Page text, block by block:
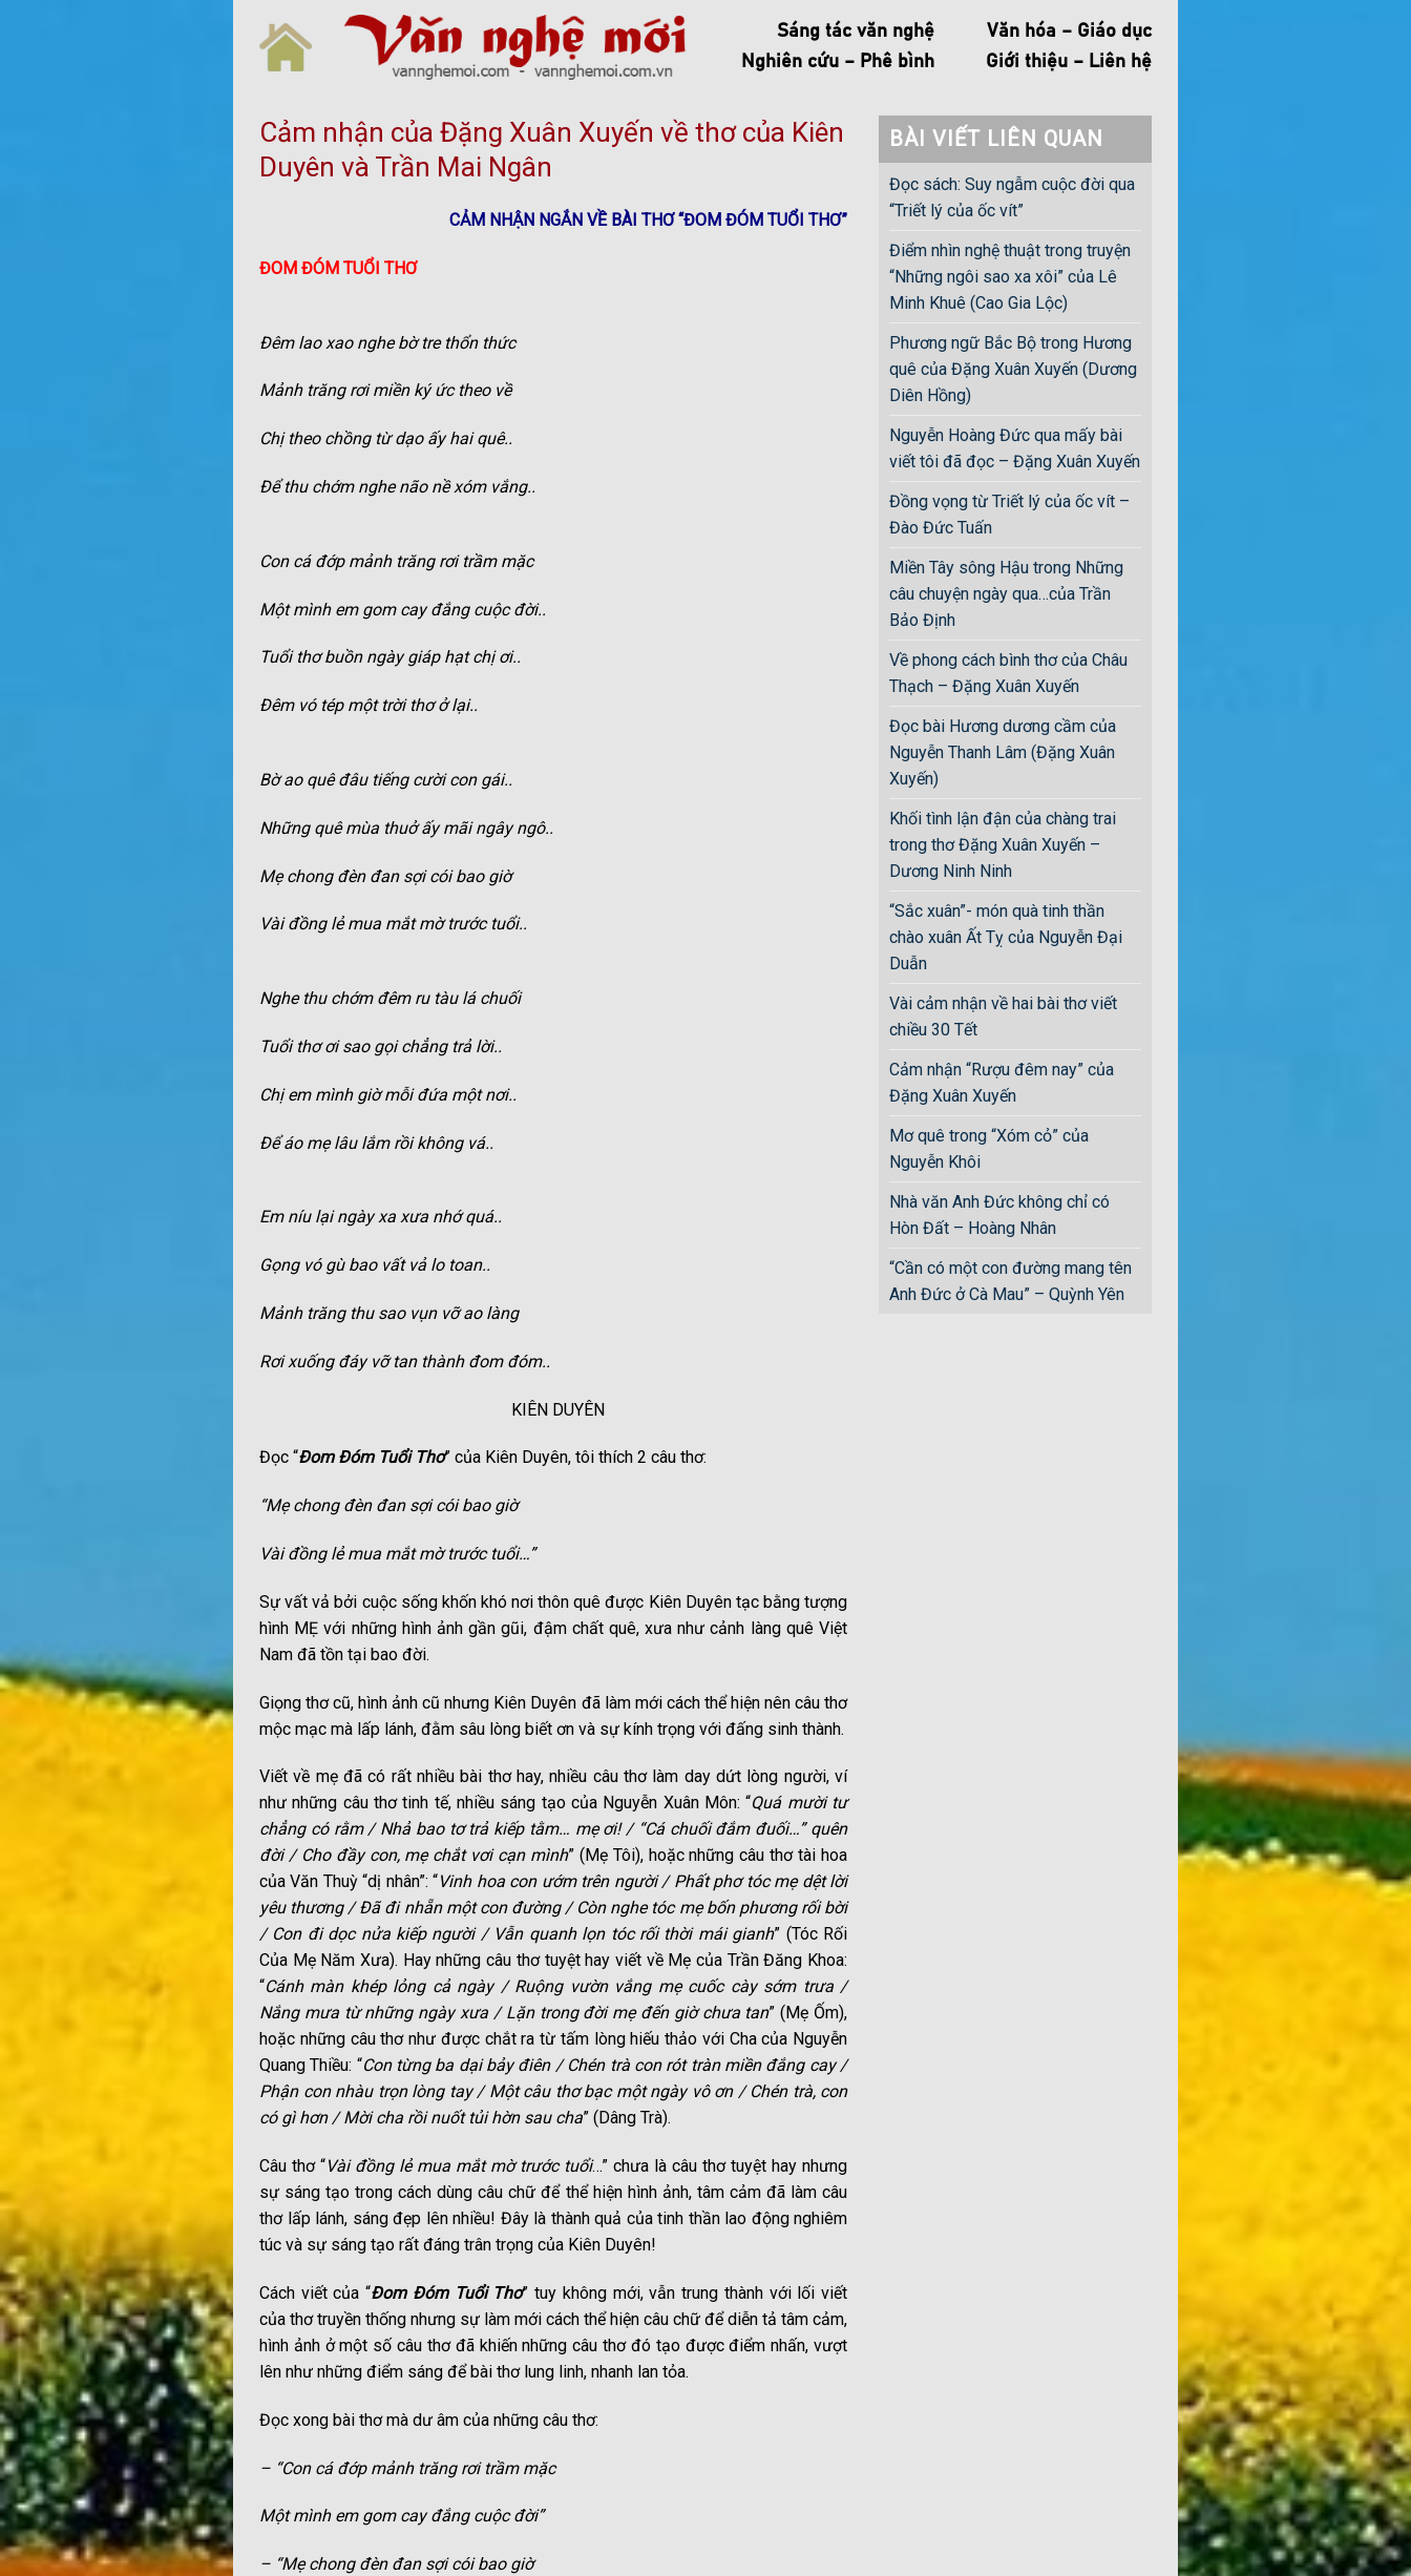
content
Sáng tác văn nghệ
Văn hóa – Giáo dục
Nghiên cứu – Phê bình
Giới thiệu – Liên hệ
Cảm nhận của Đặng Xuân Xuyến về thơ của Kiên
Duyên và Trần Mai Ngân
CẢM NHẬN NGẮN VỀ BÀI THƠ “ĐOM ĐÓM TUỔI THƠ”
ĐOM ĐÓM TUỔI THƠ
Đêm lao xao nghe bờ tre thổn thức
Mảnh trăng rơi miền ký ức theo về
Chị theo chồng từ dạo ấy hai quê..
Để thu chớm nghe não nề xóm vắng..
Con cá đớp mảnh trăng rơi trầm mặc
Một mình em gom cay đắng cuộc đời..
Tuổi thơ buồn ngày giáp hạt chị ơi..
Đêm vó tép một trời thơ ở lại..
Bờ ao quê đâu tiếng cười con gái..
Những quê mùa thuở ấy mãi ngây ngô..
Mẹ chong đèn đan sợi cói bao giờ
Vài đồng lẻ mua mắt mờ trước tuổi..
Nghe thu chớm đêm ru tàu lá chuối
Tuổi thơ ơi sao gọi chẳng trả lời..
Chị em mình giờ mỗi đứa một nơi..
Để áo mẹ lâu lắm rồi không vá..
Em níu lại ngày xa xưa nhớ quá..
Gọng vó gù bao vất vả lo toan..
Mảnh trăng thu sao vụn vỡ ao làng
Rơi xuống đáy vỡ tan thành đom đóm..
KIÊN DUYÊN
Đọc “Đom Đóm Tuổi Thơ” của Kiên Duyên, tôi thích 2 câu thơ:
“Mẹ chong đèn đan sợi cói bao giờ
Vài đồng lẻ mua mắt mờ trước tuổi…”
Sự vất vả bởi cuộc sống khốn khó nơi thôn quê được Kiên Duyên tạc bằng tượng
hình MẸ với những hình ảnh gần gũi, đậm chất quê, xưa như cảnh làng quê Việt
Nam đã tồn tại bao đời.
Giọng thơ cũ, hình ảnh cũ nhưng Kiên Duyên đã làm mới cách thể hiện nên câu thơ
mộc mạc mà lấp lánh, đằm sâu lòng biết ơn và sự kính trọng với đấng sinh thành.
Viết về mẹ đã có rất nhiều bài thơ hay, nhiều câu thơ làm day dứt lòng người, ví
như những câu thơ tinh tế, nhiều sáng tạo của Nguyễn Xuân Môn: “Quá mười tư
chẳng có rằm / Nhả bao tơ trả kiếp tằm… mẹ ơi! / “Cá chuối đắm đuối…” quên
đời / Cho đầy con, mẹ chắt vơi cạn mình” (Mẹ Tôi), hoặc những câu thơ tài hoa
của Văn Thuỳ “dị nhân”: “Vinh hoa con ướm trên người / Phất phơ tóc mẹ dệt lời
yêu thương / Đã đi nhẵn một con đường / Còn nghe tóc mẹ bốn phương rối bời
/ Con đi dọc nửa kiếp người / Vẫn quanh lọn tóc rối thời mái gianh” (Tóc Rối
Của Mẹ Năm Xưa). Hay những câu thơ tuyệt hay viết về Mẹ của Trần Đăng Khoa:
“Cánh màn khép lỏng cả ngày / Ruộng vườn vắng mẹ cuốc cày sớm trưa /
Nắng mưa từ những ngày xưa / Lặn trong đời mẹ đến giờ chưa tan” (Mẹ Ốm),
hoặc những câu thơ như được chắt ra từ tấm lòng hiếu thảo với Cha của Nguyễn
Quang Thiều: “Con từng ba dại bảy điên / Chén trà con rót tràn miền đắng cay /
Phận con nhàu trọn lòng tay / Một câu thơ bạc một ngày vô ơn / Chén trà, con
có gì hơn / Mời cha rồi nuốt tủi hờn sau cha” (Dâng Trà).
Câu thơ “Vài đồng lẻ mua mắt mờ trước tuổi…” chưa là câu thơ tuyệt hay nhưng
sự sáng tạo trong cách dùng câu chữ để thể hiện hình ảnh, tâm cảm đã làm câu
thơ lấp lánh, sáng đẹp lên nhiều! Đây là thành quả của tinh thần lao động nghiêm
túc và sự sáng tạo rất đáng trân trọng của Kiên Duyên!
Cách viết của “Đom Đóm Tuổi Thơ” tuy không mới, vẫn trung thành với lối viết
của thơ truyền thống nhưng sự làm mới cách thể hiện câu chữ để diễn tả tâm cảm,
hình ảnh ở một số câu thơ đã khiến những câu thơ đó tạo được điểm nhấn, vượt
lên như những điểm sáng để bài thơ lung linh, nhanh lan tỏa.
Đọc xong bài thơ mà dư âm của những câu thơ:
– “Con cá đớp mảnh trăng rơi trầm mặc
Một mình em gom cay đắng cuộc đời”
– “Mẹ chong đèn đan sợi cói bao giờ
BÀI VIẾT LIÊN QUAN
Đọc sách: Suy ngẫm cuộc đời qua
“Triết lý của ốc vít”
Điểm nhìn nghệ thuật trong truyện
“Những ngôi sao xa xôi” của Lê
Minh Khuê (Cao Gia Lộc)
Phương ngữ Bắc Bộ trong Hương
quê của Đặng Xuân Xuyến (Dương
Diên Hồng)
Nguyễn Hoàng Đức qua mấy bài
viết tôi đã đọc – Đặng Xuân Xuyến
Đồng vọng từ Triết lý của ốc vít –
Đào Đức Tuấn
Miền Tây sông Hậu trong Những
câu chuyện ngày qua…của Trần
Bảo Định
Về phong cách bình thơ của Châu
Thạch – Đặng Xuân Xuyến
Đọc bài Hương dương cầm của
Nguyễn Thanh Lâm (Đặng Xuân
Xuyến)
Khối tình lận đận của chàng trai
trong thơ Đặng Xuân Xuyến –
Dương Ninh Ninh
“Sắc xuân”- món quà tinh thần
chào xuân Ất Tỵ của Nguyễn Đại
Duẫn
Vài cảm nhận về hai bài thơ viết
chiều 30 Tết
Cảm nhận “Rượu đêm nay” của
Đặng Xuân Xuyến
Mơ quê trong “Xóm cỏ” của
Nguyễn Khôi
Nhà văn Anh Đức không chỉ có
Hòn Đất – Hoàng Nhân
“Cần có một con đường mang tên
Anh Đức ở Cà Mau” – Quỳnh Yên